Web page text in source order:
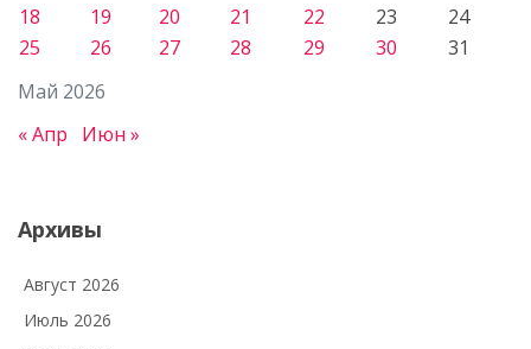
Май 2026
18
19 20 21 22 23
24
25
26 27 28 29 30 31
« Апр Июн »
Архивы
Август 2026
Июль 2026